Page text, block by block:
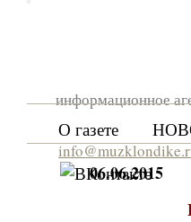
информационное
О газете
06.06.2015